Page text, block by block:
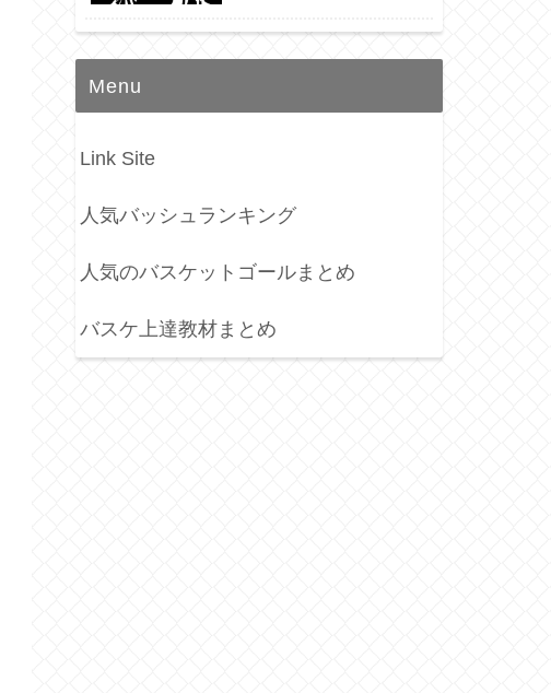
Menu
Link Site
人気バッシュランキング
人気のバスケットゴールまとめ
バスケ上達教材まとめ